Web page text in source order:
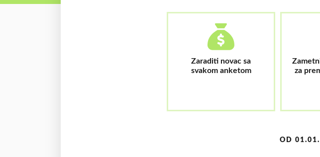
Zaraditi novac sa
svakom anketom
za
OD